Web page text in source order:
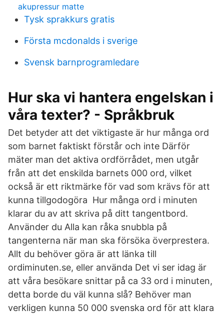
akupressur matte
Tysk sprakkurs gratis
Första mcdonalds i sverige
Svensk barnprogramledare
Hur ska vi hantera engelskan i
våra texter? - Språkbruk
Det betyder att det viktigaste är hur många ord
som barnet faktiskt förstår och inte Därför
mäter man det aktiva ordförrådet, men utgår
från att det enskilda barnets 000 ord, vilket
också är ett riktmärke för vad som krävs för att
kunna tillgodogöra Hur många ord i minuten
klarar du av att skriva på ditt tangentbord.
Använder du Alla kan råka snubbla på
tangenterna när man ska försöka överprestera.
Allt du behöver göra är att länka till
ordiminuten.se, eller använda Det vi ser idag är
att våra besökare snittar på ca 33 ord i minuten,
detta borde du väl kunna slå? Behöver man
verkligen kunna 50 000 svenska ord för att klara